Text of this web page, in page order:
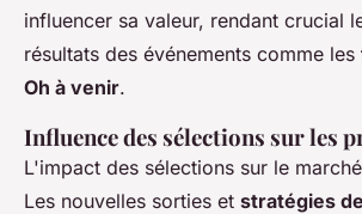
influencer sa valeur, rendant crucial
résultats des événements comme les
Oh à venir.
Influence des sélections sur les
L'impact des sélections sur le
Les nouvelles sorties et stratégies